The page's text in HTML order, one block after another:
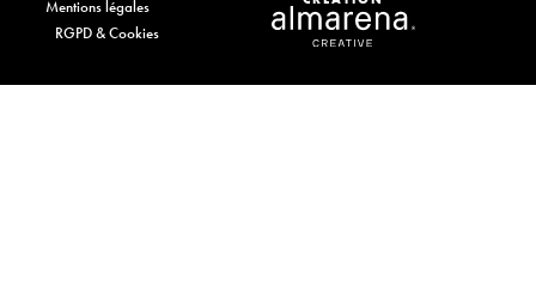
Mentions légales
RGPD & Cookies